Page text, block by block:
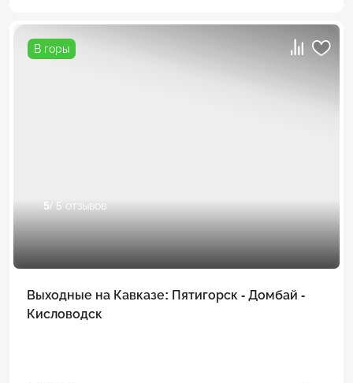
В горы
5/ 5 отзывов
Выходные на Кавказе: Пятигорск - Домбай -
Кисловодск